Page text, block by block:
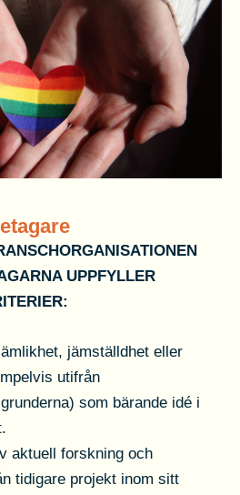
UPPFYLLER
jämställdhet eller
utifrån
som bärande idé i
aktuell forskning och
tidigare projekt inom sitt